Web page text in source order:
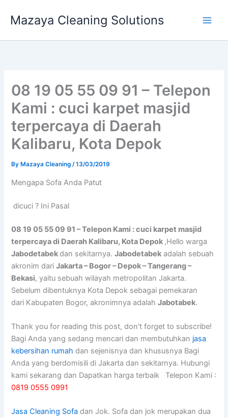
Mazaya Cleaning Solutions
08 19 05 55 09 91 – Telepon
Kami : cuci karpet masjid
terpercaya di Daerah
Kalibaru, Kota Depok
By Mazaya Cleaning/13/03/2019
Mеngара Sofa Andа Patut
dicuci ? Ini Pasal
08 19 05 55 09 91 – Telepon Kami : cuci karpet masjid
terpercaya di Daerah Kalibaru, Kota Depok ,Hello warga
Jabodetabekdan sekitarnya.Jabodetabek adalah sebuah
akronim dariJakarta – Bogor – Depok – Tangerang –
Bekasi, yaitu sebuah wilayah metropolitan Jakarta.
Sebelum dibentuknya Kota Depok sebagai pemekaran
dari Kabupaten Bogor, akronimnya adalahJabotabek.
Thank you for reading this post, don't forget to subscribe!
Bagi Anda yang sedang mencari dan membutuhkan jasa
kebersihan rumah dan sejenisnya dan khususnya Bagi
Anda yang berdomisili di Jakarta dan sekitarnya. Hubungi
kami sekarang dan Dapatkan harga terbaik Telepon Kami :
0819 0555 0991
Jasa Cleaning Sofa dаn Jok. Sofa dаn jok mеruраkаn dua